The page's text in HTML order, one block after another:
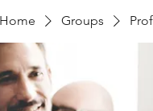
Home Groups